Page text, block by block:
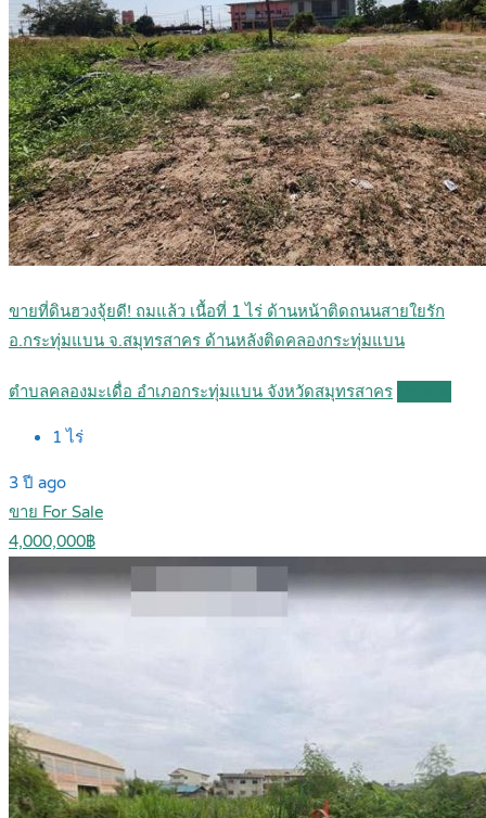
ขายที่ดินฮวงจุ้ยดี! ถมแล้ว เนื้อที่ 1 ไร่ ด้านหน้าติดถนนสายใยรัก
อ.กระทุ่มแบน จ.สมุทรสาคร ด้านหลังติดคลองกระทุ่มแบน
ตำบลคลองมะเดื่อ อำเภอกระทุ่มแบน จังหวัดสมุทรสาคร
1 ไร่
3 ปี ago
ขาย For Sale
4,000,000฿